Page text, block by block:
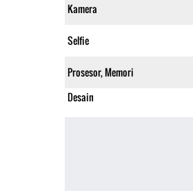
Kamera
Selfie
Prosesor, Memori
Desain